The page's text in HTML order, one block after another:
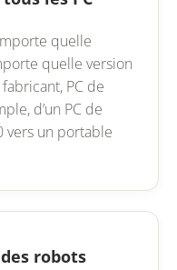
quelle
quelle version
PC de
d’un PC de
vers un portable
robots